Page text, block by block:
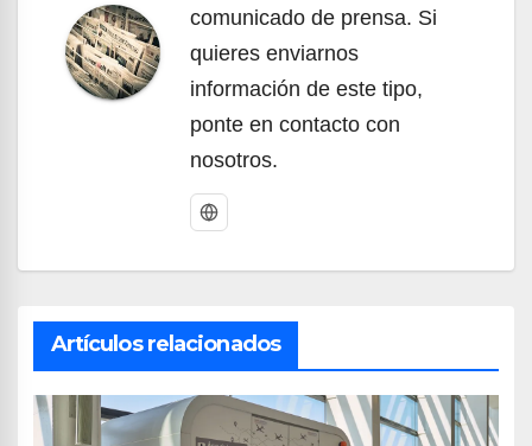
comunicado de prensa. Si
quieres enviarnos
información de este tipo,
ponte en contacto con
nosotros.
Artículos relacionados